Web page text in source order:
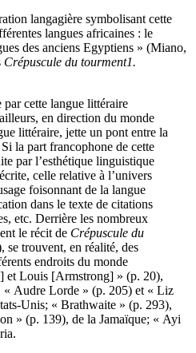
langagière symbolisant cette
langues africaines : le
des anciens Egyptiens » (Miano,
Crépuscule du tourment1.
par cette langue littéraire
en direction du monde
littéraire, jette un pont entre la
la part francophone de cette
par l’esthétique linguistique
celle relative à l’univers
foisonnant de la langue
dans le texte de citations
etc. Derrière les nombreux
le récit de Crépuscule du
se trouvent, en réalité, des
endroits du monde
et Louis [Armstrong] » (p. 20),
« Audre Lorde » (p. 205) et « Liz
Unis; « Brathwaite » (p. 293),
» (p. 139), de la Jamaïque; « Ayi